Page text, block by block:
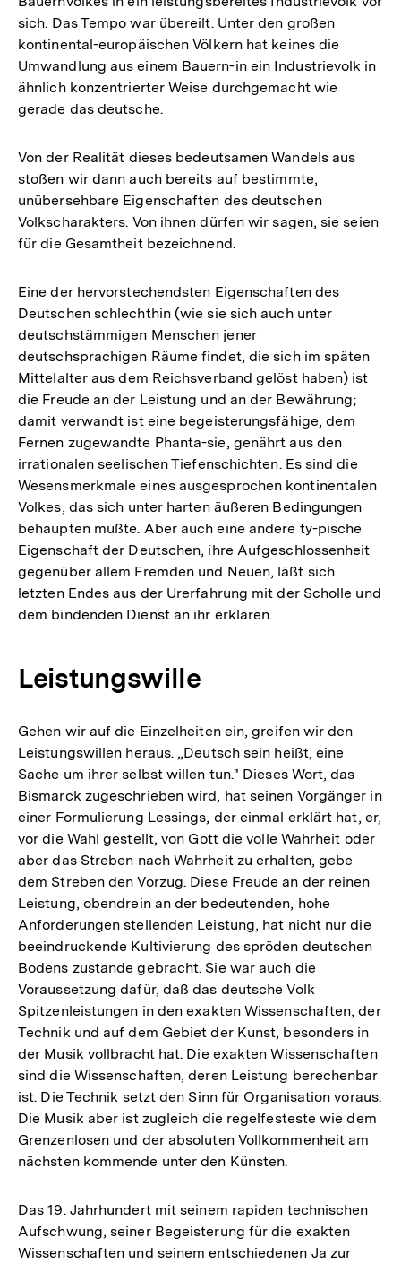
sich. Das Tempo war übereilt. Unter den großen
kontinental-europäischen Völkern hat keines die
Umwandlung aus einem Bauern-in ein Industrievolk in
ähnlich konzentrierter Weise durchgemacht wie
gerade das deutsche.
Von der Realität dieses bedeutsamen Wandels aus
stoßen wir dann auch bereits auf bestimmte,
unübersehbare Eigenschaften des deutschen
Volkscharakters. Von ihnen dürfen wir sagen, sie seien
für die Gesamtheit bezeichnend.
Eine der hervorstechendsten Eigenschaften des
Deutschen schlechthin (wie sie sich auch unter
deutschstämmigen Menschen jener
deutschsprachigen Räume findet, die sich im späten
Mittelalter aus dem Reichsverband gelöst haben) ist
die Freude an der Leistung und an der Bewährung;
damit verwandt ist eine begeisterungsfähige, dem
Fernen zugewandte Phanta-sie, genährt aus den
irrationalen seelischen Tiefenschichten. Es sind die
Wesensmerkmale eines ausgesprochen kontinentalen
Volkes, das sich unter harten äußeren Bedingungen
behaupten mußte. Aber auch eine andere ty-pische
Eigenschaft der Deutschen, ihre Aufgeschlossenheit
gegenüber allem Fremden und Neuen, läßt sich
letzten Endes aus der Urerfahrung mit der Scholle und
dem bindenden Dienst an ihr erklären.
Leistungswille
Gehen wir auf die Einzelheiten ein, greifen wir den
Leistungswillen heraus. „Deutsch sein heißt, eine
Sache um ihrer selbst willen tun." Dieses Wort, das
Bismarck zugeschrieben wird, hat seinen Vorgänger in
einer Formulierung Lessings, der einmal erklärt hat, er,
vor die Wahl gestellt, von Gott die volle Wahrheit oder
aber das Streben nach Wahrheit zu erhalten, gebe
dem Streben den Vorzug. Diese Freude an der reinen
Leistung, obendrein an der bedeutenden, hohe
Anforderungen stellenden Leistung, hat nicht nur die
beeindruckende Kultivierung des spröden deutschen
Bodens zustande gebracht. Sie war auch die
Voraussetzung dafür, daß das deutsche Volk
Spitzenleistungen in den exakten Wissenschaften, der
Technik und auf dem Gebiet der Kunst, besonders in
der Musik vollbracht hat. Die exakten Wissenschaften
sind die Wissenschaften, deren Leistung berechenbar
ist. Die Technik setzt den Sinn für Organisation voraus.
Die Musik aber ist zugleich die regelfesteste wie dem
Grenzenlosen und der absoluten Vollkommenheit am
nächsten kommende unter den Künsten.
Das 19. Jahrhundert mit seinem rapiden technischen
Aufschwung, seiner Begeisterung für die exakten
Wissenschaften und seinem entschiedenen Ja zur